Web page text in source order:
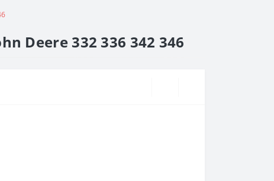
Deere 332 336 342 346